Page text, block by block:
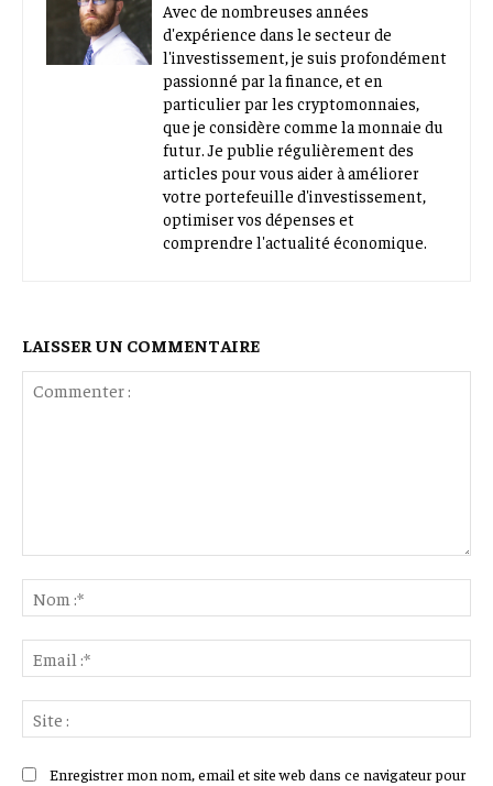
Avec de nombreuses années
d'expérience dans le secteur de
l'investissement, je suis profondément
passionné par la finance, et en
particulier par les cryptomonnaies,
que je considère comme la monnaie du
futur. Je publie régulièrement des
articles pour vous aider à améliorer
votre portefeuille d'investissement,
optimiser vos dépenses et
comprendre l'actualité économique.
LAISSER UN COMMENTAIRE
:*
:*
:
Enregistrer mon nom, email et site web dans ce navigateur pour